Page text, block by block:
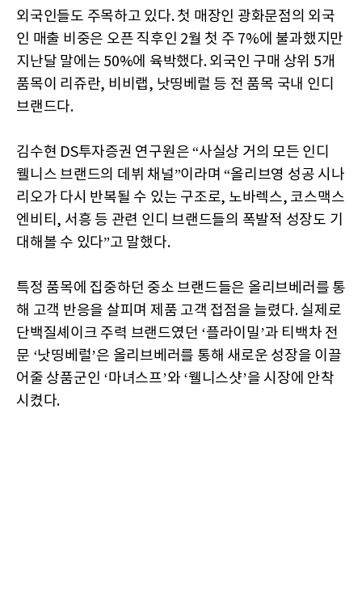
외국인들도 주목하고 있다. 첫 매장인 광화문점의 외국
인 매출 비중은 오픈 직후인 2월 첫 주 7%에 불과했지만
지난달 말에는 50%에 육박했다. 외국인 구매 상위 5개
품목이 리쥬란, 비비랩, 낫띵베럴 등 전 품목 국내 인디
브랜드다.
김수현 DS투자증권 연구원은 “사실상 거의 모든 인디
웰니스 브랜드의 데뷔 채널”이라며 “올리브영 성공 시나
리오가 다시 반복될 수 있는 구조로, 노바렉스, 코스맥스
엔비티, 서흥 등 관련 인디 브랜드들의 폭발적 성장도 기
대해볼 수 있다”고 말했다.
특정 품목에 집중하던 중소 브랜드들은 올리브베러를 통
해 고객 반응을 살피며 제품 고객 접점을 늘렸다. 실제로
단백질셰이크 주력 브랜드였던 ‘플라이밀’과 티백차 전
문 ‘낫띵베럴’은 올리브베러를 통해 새로운 성장을 이끌
어줄 상품군인 ‘마녀스프’와 ‘웰니스샷’을 시장에 안착
시켰다.